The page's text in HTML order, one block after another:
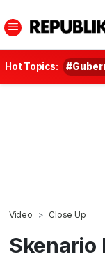
Hot Topics:
Video Close Up
Skenario